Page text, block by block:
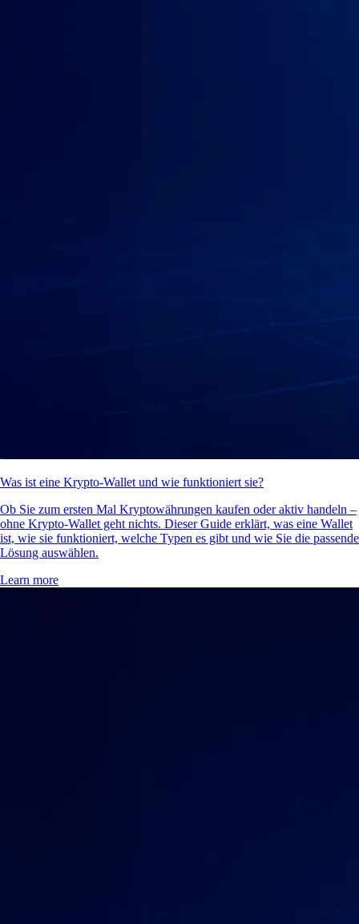
Was ist eine Krypto-Wallet und wie funktioniert sie?
Ob Sie zum ersten Mal Kryptowährungen kaufen oder aktiv handeln –
ohne Krypto-Wallet geht nichts. Dieser Guide erklärt, was eine Wallet
ist, wie sie funktioniert, welche Typen es gibt und wie Sie die passende
Lösung auswählen.
Learn more